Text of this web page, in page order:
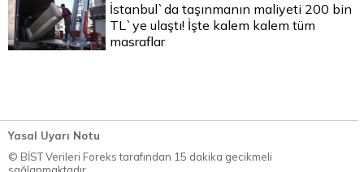
İstanbul`da taşınmanın maliyeti 200 bin
TL`ye ulaştı! İşte kalem kalem tüm
masraflar
Yasal Uyarı Notu
© BİST Verileri Foreks tarafından 15 dakika gecikmeli